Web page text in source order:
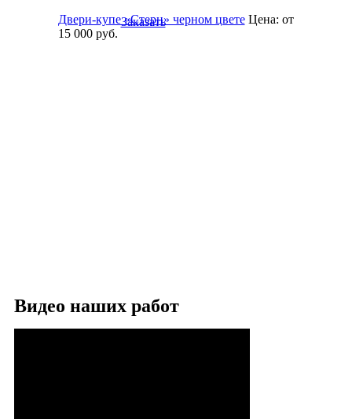
Двери-купе «Стерн» черном цвете Цена: от
15 000руб.
Заказать
Видео наших работ